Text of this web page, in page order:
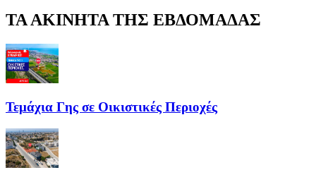
ΤΑ ΑΚΙΝΗΤΑ ΤΗΣ ΕΒΔΟΜΑΔΑΣ
Τεμάχια Γης σε Οικιστικές Περιοχές